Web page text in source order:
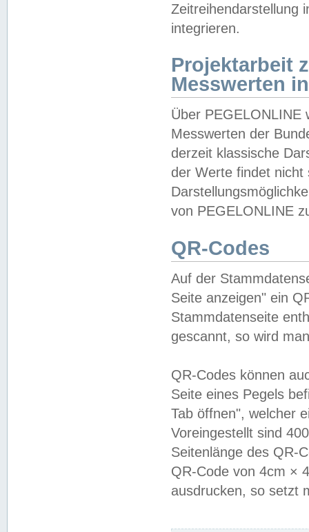
Zeitreihendarstellung
integrieren.
Projektarbeit
Messwerten
Über PEGELONLINE
Messwerten der
derzeit klassische
der Werte findet
von PEGELONLINE
QR-Codes
Auf der
Seite anzeigen" ein
Stammdatenseite
gescannt, so wird
QR-Codes können
Seite eines Pegels
Tab öffnen", welcher
Voreingestellt sind
Seitenlänge des QR-
QR-Code von 4cm ×
ausdrucken, so setzt